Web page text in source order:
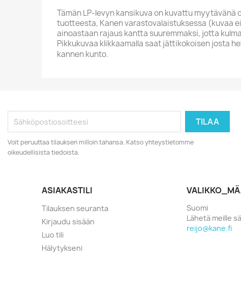
Tämän LP-levyn kansikuva on kuvattu myytävänä
tuotteesta, Kanen varastovalaistuksessa (kuvaa
ainoastaan rajaus kantta suuremmaksi, jotta
Pikkukuvaa klikkaamalla saat jättikokoisen josta
kannen kunto.
Voit peruuttaa tilauksen milloin tahansa. Katso yhteystietomme
oikeudellisista tiedoista.
ASIAKASTILI
Tilauksen seuranta
Kirjaudu sisään
Luo tili
Hälytykseni
Suomi
Lähetä meille
reijo@kane.fi